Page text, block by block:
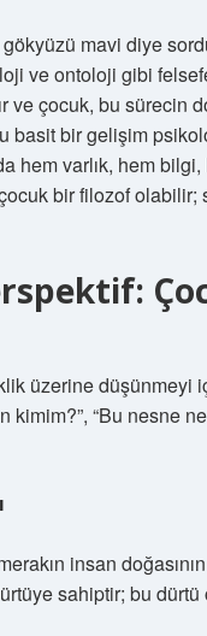
mavi diye
ve ontoloji gibi
ve çocuk, bu
basit bir gelişim
hem varlık, hem
bir filozof
üzerine düşünmeyi
kimim?”, “Bu nesne
insan
sahiptir; bu